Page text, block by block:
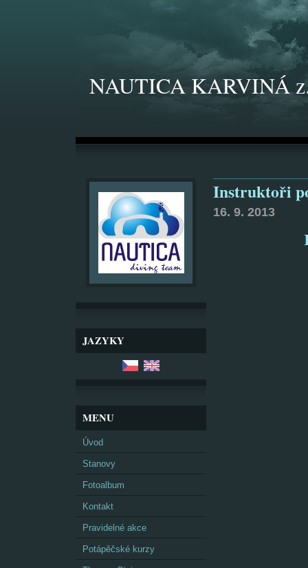
NAUTICA KARVINÁ
JAZYKY
MENU
Úvod
Stanovy
Fotoalbum
Kontakt
Pravidelné akce
Potápěčské kurzy
Instruktoři
16. 9. 2013